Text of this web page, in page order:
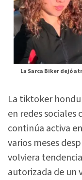
La Sarca Biker dejó
La tiktoker
en redes sociales
continúa activa
varios meses
volviera
autorizada de un